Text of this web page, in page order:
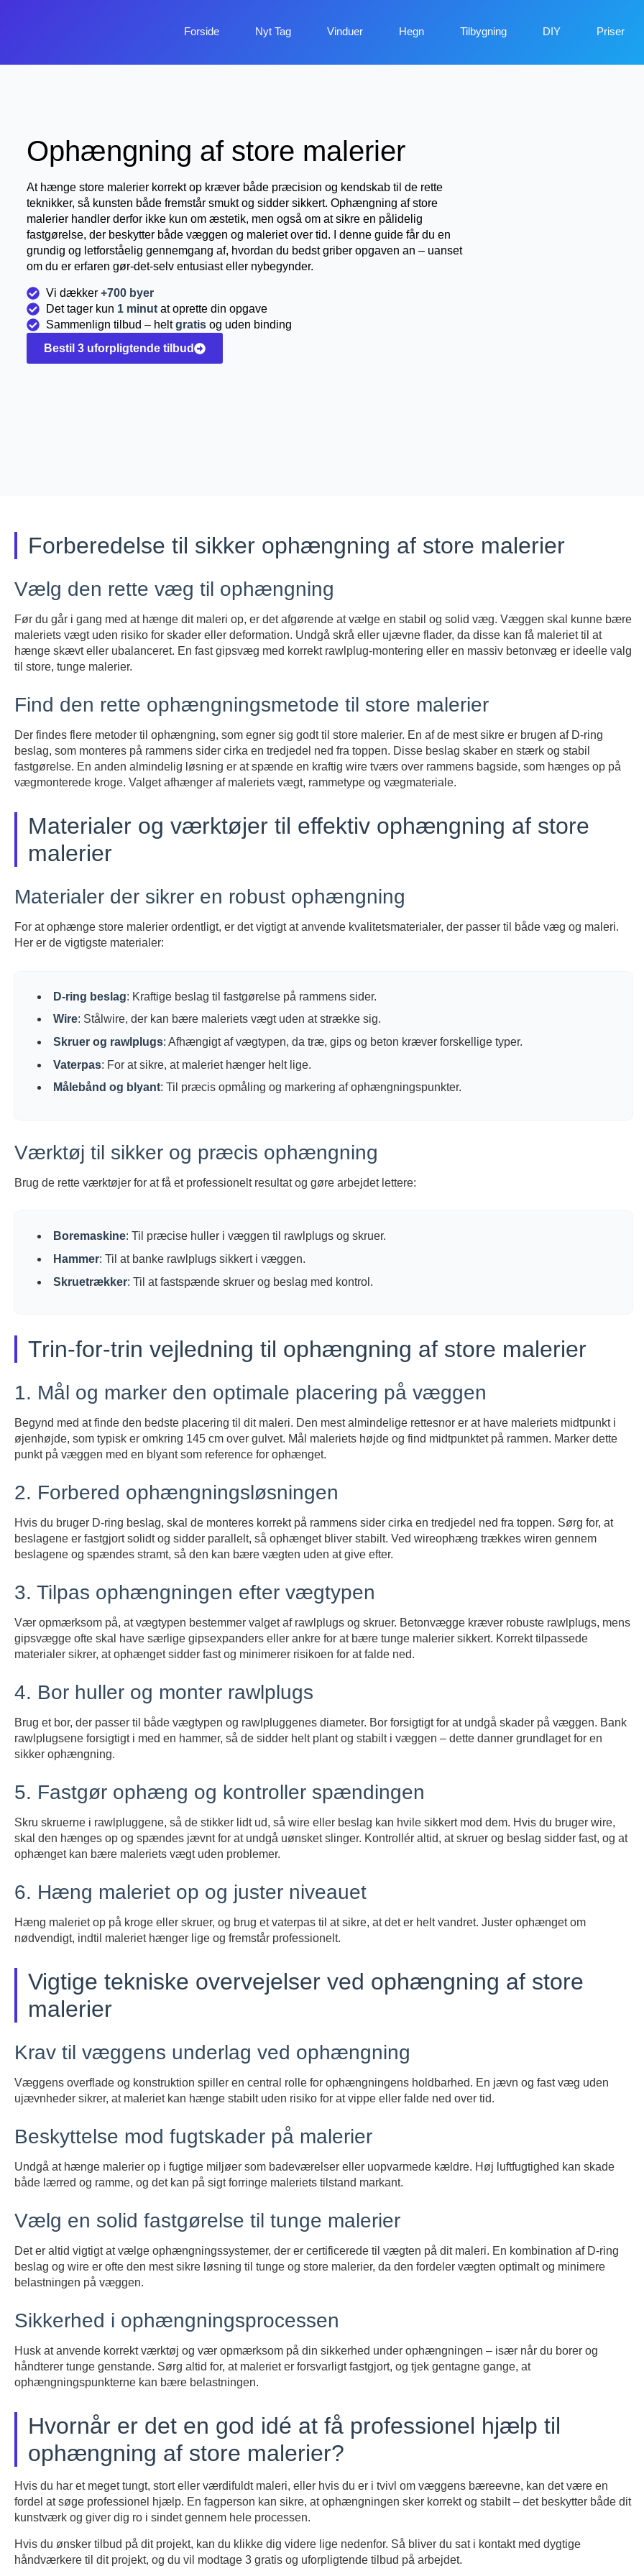
Forside Nyt Tag Vinduer Hegn Tilbygning DIY Priser
Ophængning af store malerier
At hænge store malerier korrekt op kræver både præcision og kendskab til de rette
teknikker, så kunsten både fremstår smukt og sidder sikkert. Ophængning af store
malerier handler derfor ikke kun om æstetik, men også om at sikre en pålidelig
fastgørelse, der beskytter både væggen og maleriet over tid. I denne guide får du en
grundig og letforståelig gennemgang af, hvordan du bedst griber opgaven an – uanset
om du er erfaren gør-det-selv entusiast eller nybegynder.
Vi dækker+700 byer
Det tager kun 1 minut at oprette din opgave
Sammenlign tilbud – heltgratis og uden binding
Bestil 3 uforpligtende tilbud
Forberedelse til sikker ophængning af store malerier
Vælg den rette væg til ophængning
Før du går i gang med at hænge dit maleri op, er det afgørende at vælge en stabil og solid væg. Væggen skal kunne bære
maleriets vægt uden risiko for skader eller deformation. Undgå skrå eller ujævne flader, da disse kan få maleriet til at
hænge skævt eller ubalanceret. En fast gipsvæg med korrekt rawlplug-montering eller en massiv betonvæg er ideelle valg
til store, tunge malerier.
Find den rette ophængningsmetode til store malerier
Der findes flere metoder til ophængning, som egner sig godt til store malerier. En af de mest sikre er brugen af D-ring
beslag, som monteres på rammens sider cirka en tredjedel ned fra toppen. Disse beslag skaber en stærk og stabil
fastgørelse. En anden almindelig løsning er at spænde en kraftig wire tværs over rammens bagside, som hænges op på
vægmonterede kroge. Valget afhænger af maleriets vægt, rammetype og vægmateriale.
Materialer og værktøjer til effektiv ophængning af store
malerier
Materialer der sikrer en robust ophængning
For at ophænge store malerier ordentligt, er det vigtigt at anvende kvalitetsmaterialer, der passer til både væg og maleri.
Her er de vigtigste materialer:
D-ring beslag: Kraftige beslag til fastgørelse på rammens sider.
Wire: Stålwire, der kan bære maleriets vægt uden at strække sig.
Skruer og rawlplugs: Afhængigt af vægtypen, da træ, gips og beton kræver forskellige typer.
Vaterpas: For at sikre, at maleriet hænger helt lige.
Målebånd og blyant: Til præcis opmåling og markering af ophængningspunkter.
Værktøj til sikker og præcis ophængning
Brug de rette værktøjer for at få et professionelt resultat og gøre arbejdet lettere:
Boremaskine: Til præcise huller i væggen til rawlplugs og skruer.
Hammer: Til at banke rawlplugs sikkert i væggen.
Skruetrækker: Til at fastspænde skruer og beslag med kontrol.
Trin-for-trin vejledning til ophængning af store malerier
1. Mål og marker den optimale placering på væggen
Begynd med at finde den bedste placering til dit maleri. Den mest almindelige rettesnor er at have maleriets midtpunkt i
øjenhøjde, som typisk er omkring 145 cm over gulvet. Mål maleriets højde og find midtpunktet på rammen. Marker dette
punkt på væggen med en blyant som reference for ophænget.
2. Forbered ophængningsløsningen
Hvis du bruger D-ring beslag, skal de monteres korrekt på rammens sider cirka en tredjedel ned fra toppen. Sørg for, at
beslagene er fastgjort solidt og sidder parallelt, så ophænget bliver stabilt. Ved wireophæng trækkes wiren gennem
beslagene og spændes stramt, så den kan bære vægten uden at give efter.
3. Tilpas ophængningen efter vægtypen
Vær opmærksom på, at vægtypen bestemmer valget af rawlplugs og skruer. Betonvægge kræver robuste rawlplugs, mens
gipsvægge ofte skal have særlige gipsexpanders eller ankre for at bære tunge malerier sikkert. Korrekt tilpassede
materialer sikrer, at ophænget sidder fast og minimerer risikoen for at falde ned.
4. Bor huller og monter rawlplugs
Brug et bor, der passer til både vægtypen og rawlpluggenes diameter. Bor forsigtigt for at undgå skader på væggen. Bank
rawlplugsene forsigtigt i med en hammer, så de sidder helt plant og stabilt i væggen – dette danner grundlaget for en
sikker ophængning.
5. Fastgør ophæng og kontroller spændingen
Skru skruerne i rawlpluggene, så de stikker lidt ud, så wire eller beslag kan hvile sikkert mod dem. Hvis du bruger wire,
skal den hænges op og spændes jævnt for at undgå uønsket slinger. Kontrollér altid, at skruer og beslag sidder fast, og at
ophænget kan bære maleriets vægt uden problemer.
6. Hæng maleriet op og juster niveauet
Hæng maleriet op på kroge eller skruer, og brug et vaterpas til at sikre, at det er helt vandret. Juster ophænget om
nødvendigt, indtil maleriet hænger lige og fremstår professionelt.
Vigtige tekniske overvejelser ved ophængning af store
malerier
Krav til væggens underlag ved ophængning
Væggens overflade og konstruktion spiller en central rolle for ophængningens holdbarhed. En jævn og fast væg uden
ujævnheder sikrer, at maleriet kan hænge stabilt uden risiko for at vippe eller falde ned over tid.
Beskyttelse mod fugtskader på malerier
Undgå at hænge malerier op i fugtige miljøer som badeværelser eller uopvarmede kældre. Høj luftfugtighed kan skade
både lærred og ramme, og det kan på sigt forringe maleriets tilstand markant.
Vælg en solid fastgørelse til tunge malerier
Det er altid vigtigt at vælge ophængningssystemer, der er certificerede til vægten på dit maleri. En kombination af D-ring
beslag og wire er ofte den mest sikre løsning til tunge og store malerier, da den fordeler vægten optimalt og minimere
belastningen på væggen.
Sikkerhed i ophængningsprocessen
Husk at anvende korrekt værktøj og vær opmærksom på din sikkerhed under ophængningen – især når du borer og
håndterer tunge genstande. Sørg altid for, at maleriet er forsvarligt fastgjort, og tjek gentagne gange, at
ophængningspunkterne kan bære belastningen.
Hvornår er det en god idé at få professionel hjælp til
ophængning af store malerier?
Hvis du har et meget tungt, stort eller værdifuldt maleri, eller hvis du er i tvivl om væggens bæreevne, kan det være en
fordel at søge professionel hjælp. En fagperson kan sikre, at ophængningen sker korrekt og stabilt – det beskytter både dit
kunstværk og giver dig ro i sindet gennem hele processen.
Hvis du ønsker tilbud på dit projekt, kan du klikke dig videre lige nedenfor. Så bliver du sat i kontakt med dygtige
håndværkere til dit projekt, og du vil modtage 3 gratis og uforpligtende tilbud på arbejdet.